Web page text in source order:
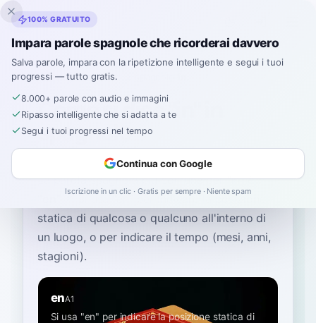
Inklingo
Home› Spagnolo›Italian
Come si dice "in" in
spagnolo
La parola spagnola più comune per“in”è
si usa "en" per indicare la posizione
statica di qualcosa o qualcuno all'interno di
un luogo, o per indicare il tempo (mesi, anni,
stagioni).
enA1
Si usa "en" per indicare la posizione statica di
100% GRATUITO
Impara parole spagnole che ricorderai davvero
Salva parole, impara con la ripetizione intelligente e segui i tuoi
progressi — tutto gratis.
8.000+ parole con audio e immagini
Ripasso intelligente che si adatta a te
Segui i tuoi progressi nel tempo
Continua con Google
Iscrizione in un clic · Gratis per sempre · Niente spam